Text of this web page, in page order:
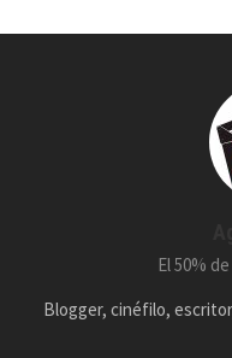
El 50%
Blogger, cinéfilo,